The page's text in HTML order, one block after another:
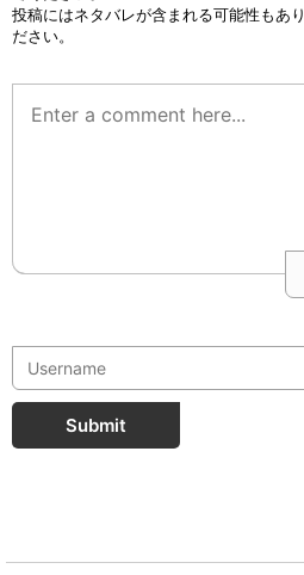
投稿にはネタバレが含まれる可能性もあ
ださい。
Submit